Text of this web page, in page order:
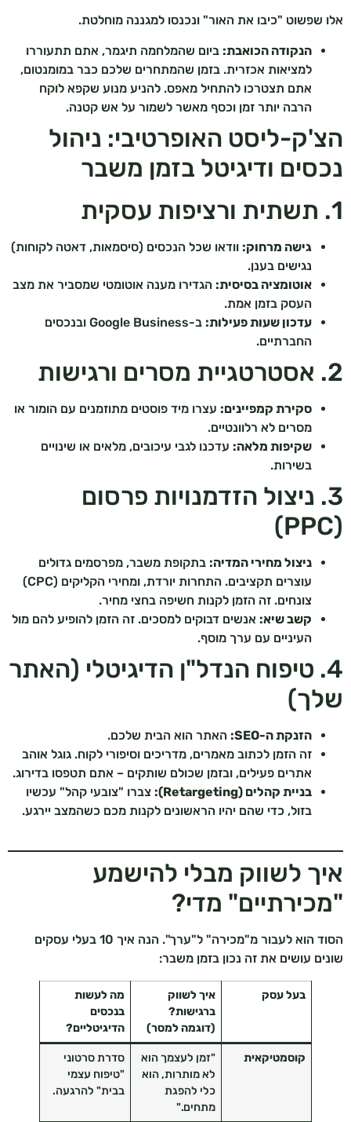
אלו שפשוט "כיבו את האור" ונכנסו למגננה מוחלטת.
הנקודה הכואבת: ביום שהמלחמה תיגמר, אתם תתעוררו
למציאות אכזרית. בזמן שהמתחרים שלכם כבר במומנטום,
אתם תצטרכו להתחיל מאפס. להניע מנוע שקפא לוקח
הרבה יותר זמן וכסף מאשר לשמור על אש קטנה.
הצ'ק-ליסט האופרטיבי: ניהול
נכסים ודיגיטל בזמן משבר
1. תשתית ורציפות עסקית
גישה מרחוק: וודאו שכל הנכסים (סיסמאות, דאטה לקוחות)
נגישים בענן.
אוטומציה בסיסית: הגדירו מענה אוטומטי שמסביר את מצב
העסק בזמן אמת.
עדכון שעות פעילות:
ב-Google Business ובנכסים
החברתיים.
2. אסטרטגיית מסרים ורגישות
סקירת קמפיינים: עצרו מיד פוסטים מתוזמנים עם הומור או
מסרים לא רלוונטיים.
שקיפות מלאה: עדכנו לגבי עיכובים, מלאים או שינויים
בשירות.
3. ניצול הזדמנויות פרסום
(PPC)
ניצול מחירי המדיה: בתקופת משבר, מפרסמים גדולים
עוצרים תקציבים. התחרות יורדת, ומחירי הקליקים (CPC)
צונחים. זה הזמן לקנות חשיפה בחצי מחיר.
קשב שיא: אנשים דבוקים למסכים. זה הזמן להופיע להם מול
העיניים עם ערך מוסף.
4. טיפוח הנדל"ן הדיגיטלי (האתר
שלך)
הזנקת ה-SEO:
האתר הוא הבית שלכם.
זה הזמן לכתוב מאמרים, מדריכים וסיפורי לקוח. גוגל אוהב
אתרים פעילים, ובזמן שכולם שותקים – אתם תטפסו בדירוג.
בניית קהלים (Retargeting):
צברו "צובעי קהל" עכשיו
בזול, כדי שהם יהיו הראשונים לקנות מכם כשהמצב יירגע.
איך לשווק מבלי להישמע
"מכירתיים" מדי?
הסוד הוא לעבור מ"מכירה" ל"ערך". הנה איך 10 בעלי עסקים
שונים עושים את זה נכון בזמן משבר:
בעל עסק
איך לשווק
ברגישות?
(דוגמה למסר)
מה לעשות
בנכסים
הדיגיטליים?
קוסמטיקאית
"זמן לעצמך הוא
לא מותרות, הוא
כלי להפגת
מתחים."
סדרת סרטוני
"טיפוח עצמי
בבית" להרגעה.